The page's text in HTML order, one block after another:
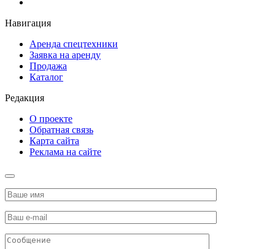
Навигация
Аренда спецтехники
Заявка на аренду
Продажа
Каталог
Редакция
О проекте
Обратная связь
Карта сайта
Реклама на сайте